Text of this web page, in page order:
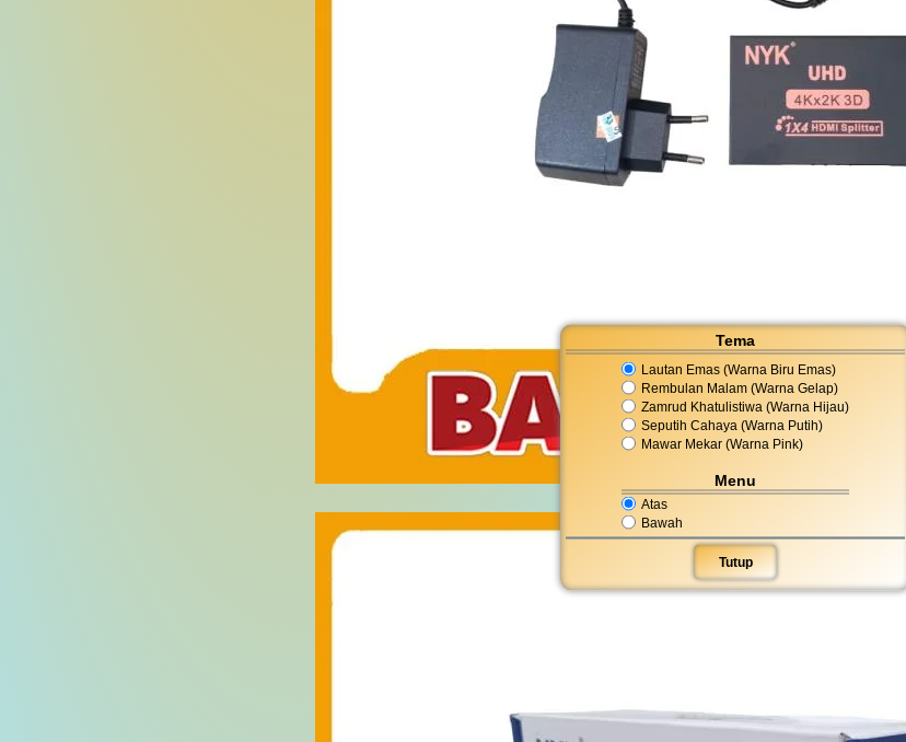
Tema
Lautan Emas (Warna Biru Emas)
Rembulan Malam (Warna Gelap)
Zamrud Khatulistiwa (Warna Hijau)
Seputih Cahaya (Warna Putih)
Mawar Mekar (Warna Pink)
Menu
Atas
Bawah
Tutup